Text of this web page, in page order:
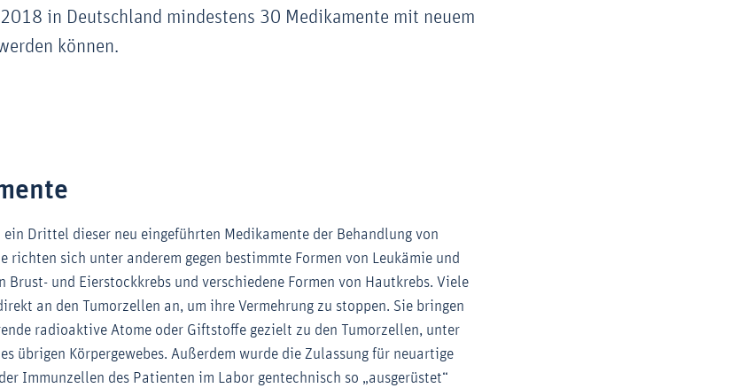
in Deutschland mindestens 30 Medikamente mit neuem
können.
Drittel dieser neu eingeführten Medikamente der Behandlung von
richten sich unter anderem gegen bestimmte Formen von Leukämie und
Brust- und Eierstockkrebs und verschiedene Formen von Hautkrebs. Viele
an den Tumorzellen an, um ihre Vermehrung zu stoppen. Sie bringen
radioaktive Atome oder Giftstoffe gezielt zu den Tumorzellen, unter
übrigen Körpergewebes. Außerdem wurde die Zulassung für neuartige
Immunzellen des Patienten im Labor gentechnisch so „ausgerüstet“